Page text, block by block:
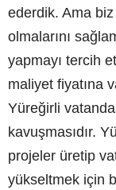
ederdik. Ama biz
olmalarını
yapmayı tercih
maliyet fiyatına
Yüreğirli
kavuşmasıdır.
projeler üretip
yükseltmek için